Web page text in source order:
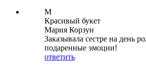
М
Красивый букет
Мария Корзун
Заказывала сестре на день
подаренные эмоции!
ответить